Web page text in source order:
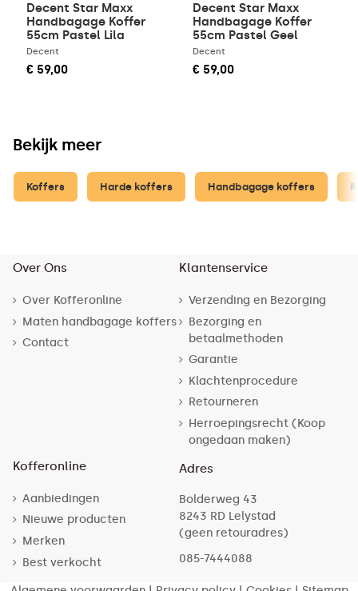
Decent Star Maxx
Handbagage Koffer
55cm Pastel Lila
Decent
€ 59,00
Decent Star Maxx
Handbagage Koffer
55cm Pastel Geel
Decent
€ 59,00
Bekijk meer
Koffers Harde koffers Handbagage koffers
Over Ons
Over Kofferonline
Maten handbagage koffers
Contact
Klantenservice
Verzending en Bezorging
Bezorging en
betaalmethoden
Garantie
Klachtenprocedure
Retourneren
Herroepingsrecht (Koop
ongedaan maken)
Kofferonline
Aanbiedingen
Nieuwe producten
Merken
Best verkocht
Adres
Bolderweg 43
8243 RD Lelystad
(geen retouradres)
085-7444088